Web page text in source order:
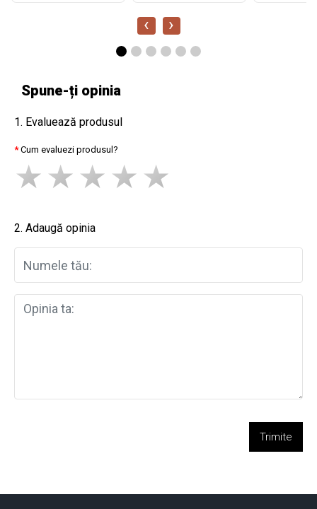
‹ ›
Spune-ți opinia
1. Evaluează produsul
Cum evaluezi produsul?
2. Adaugă opinia
Trimite